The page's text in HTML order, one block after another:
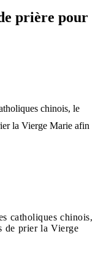
prière pour
chinois, le
la Vierge Marie afin
catholiques chinois,
de prier la Vierge